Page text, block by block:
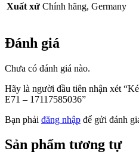
Xuất xứ Chính hãng, Germany
Đánh giá
Chưa có đánh giá nào.
Hãy là người đầu tiên nhận xét
E71 – 17117585036”
Bạn phải đăng nhập để gửi đánh
Sản phẩm tương tự